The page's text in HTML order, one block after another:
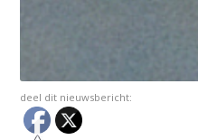
deel dit nieuwsbericht: